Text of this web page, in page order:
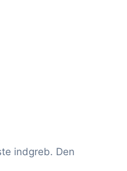
indgreb. Den